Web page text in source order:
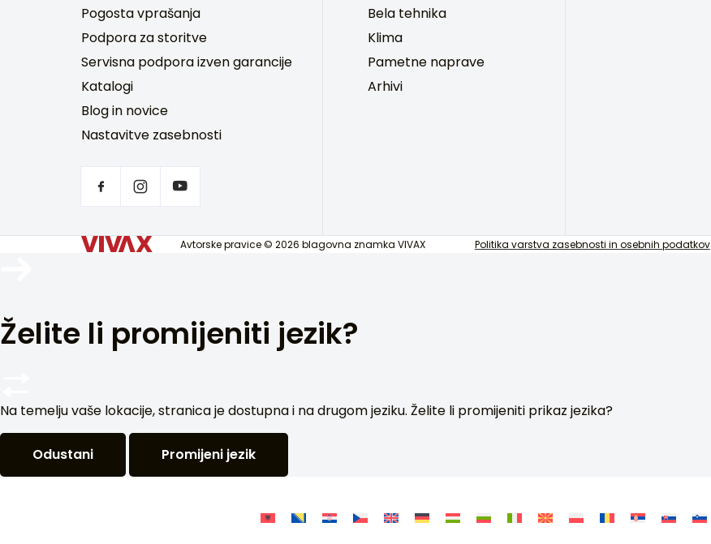
Pogosta vprašanja
Podpora za storitve
Servisna podpora izven garancije
Katalogi
Blog in novice
Nastavitve zasebnosti
Bela tehnika
Klima
Pametne naprave
Arhivi
Avtorske pravice © 2026 blagovna znamka VIVAX Politika varstva zasebnosti in osebnih podatkov
Želite li promijeniti jezik?
Na temelju vaše lokacije, stranica je dostupna i na drugom jeziku. Želite li promijeniti prikaz jezika?
Odustani Promijeni jezik